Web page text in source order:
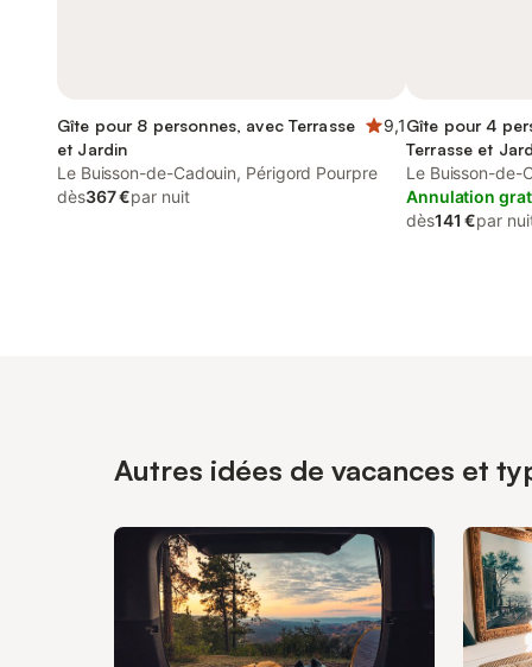
Gîte pour 8 personnes, avec Terrasse
et Jardin
9,1
Le Buisson-de-Cadouin, Périgord Pourpre
dès367 €par nuit
Gîte pour 4
Terrasse et
Le Buisson-de-
Annulation
dès141 €par
Autres idées de vacances et